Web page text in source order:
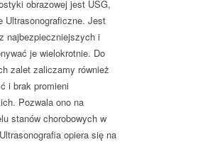
obrazowej jest USG,
Ultrasonograficzne. Jest
najbezpieczniejszych i
je wielokrotnie. Do
zalet zaliczamy również
i brak promieni
Pozwala ono na
stanów chorobowych w
opiera się na